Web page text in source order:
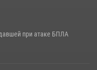
при атаке БПЛА